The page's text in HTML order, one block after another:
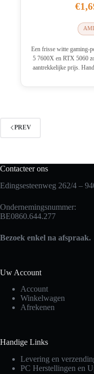
€
Een frisse witte gaming-
5 7600X en RTX 5060
aantrekkelijke prijs.
PREV
Contacteer ons
Edingsesteenweg 262/4 –
Ondernemingsnummer:
BE0860.644.277
Bezoek enkel na afspraak.
Uw Account
Account
Winkelwagen
Afrekenen
Handige Links
Levering en
PC Herstellingen en